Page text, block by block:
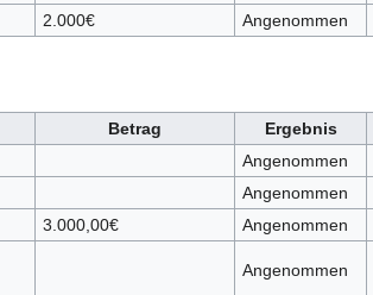
2.000€ Angenommen
Betrag Ergebnis
Angenommen
Angenommen
3.000,00€ Angenommen
Angenommen